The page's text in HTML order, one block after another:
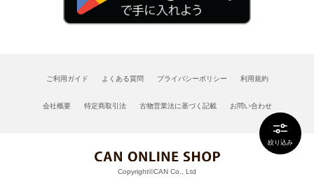
絞り込み
ご利用ガイド よくある質問 プライバシーポリシー 利用規約
会社概要 特定商取引法 古物営業法に基づく記載 お問い合わせ
Copyright©CAN Co., Ltd